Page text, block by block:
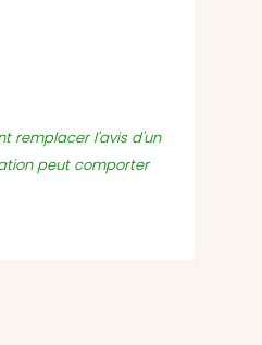
remplacer l'avis d'un
peut comporter